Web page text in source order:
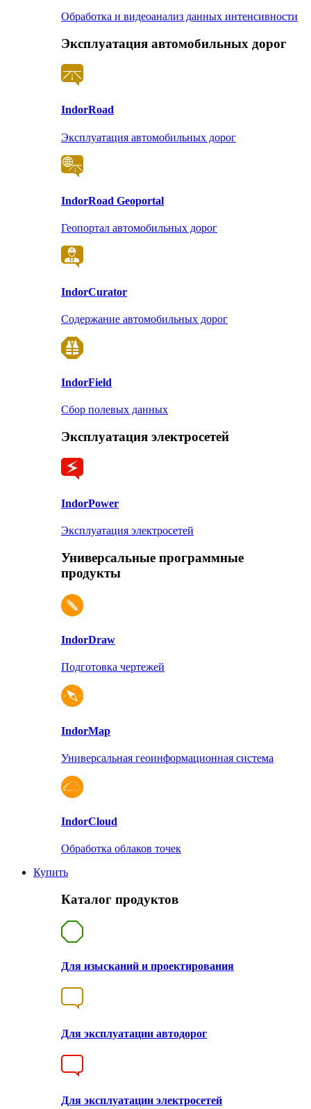
Обработка и видеоанализ данных интенсивности
Эксплуатация автомобильных дорог
IndorRoad
Эксплуатация автомобильных дорог
IndorRoad Geoportal
Геопортал автомобильных дорог
IndorCurator
Содержание автомобильных дорог
IndorField
Сбор полевых данных
Эксплуатация электросетей
IndorPower
Эксплуатация электросетей
Универсальные программные
продукты
IndorDraw
Подготовка чертежей
IndorMap
Универсальная геоинформационная система
IndorCloud
Обработка облаков точек
Купить
Каталог продуктов
Для изысканий и проектирования
Для эксплуатации автодорог
Для эксплуатации электросетей